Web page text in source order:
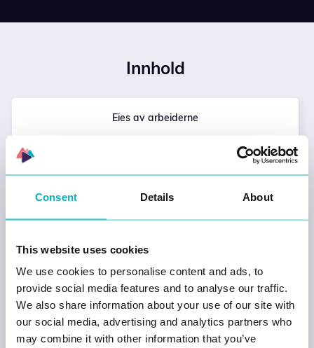
Consent Details About
This website uses cookies
We use cookies to personalise content and ads, to
provide social media features and to analyse our traffic.
We also share information about your use of our site with
our social media, advertising and analytics partners who
may combine it with other information that you’ve
Innhold
Eies av arbeiderne
Sosialistene i to grupper